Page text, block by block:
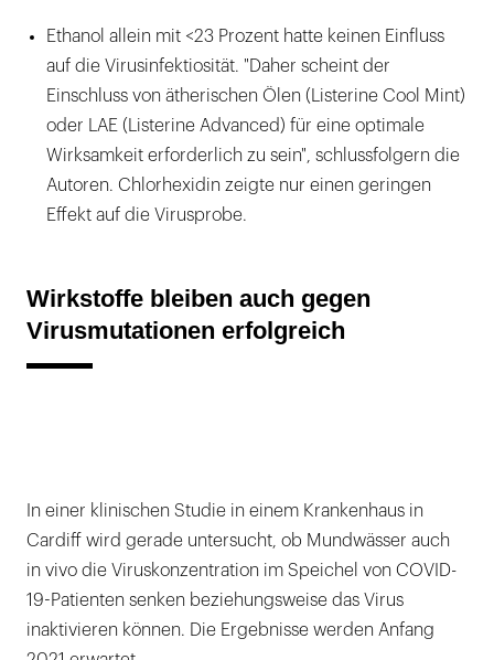
Ethanol allein mit <23 Prozent hatte keinen Einfluss
auf die Virusinfektiosität. "Daher scheint der
Einschluss von ätherischen Ölen (Listerine Cool Mint)
oder LAE (Listerine Advanced) für eine optimale
Wirksamkeit erforderlich zu sein", schlussfolgern die
Autoren. Chlorhexidin zeigte nur einen geringen
Effekt auf die Virusprobe.
Wirkstoffe bleiben auch gegen
Virusmutationen erfolgreich
In einer klinischen Studie in einem Krankenhaus in
Cardiff wird gerade untersucht, ob Mundwässer auch
in vivo die Viruskonzentration im Speichel von COVID-
19-Patienten senken beziehungsweise das Virus
inaktivieren können. Die Ergebnisse werden Anfang